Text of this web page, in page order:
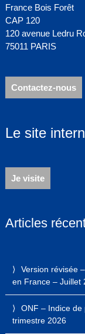
France Bois Forêt
CAP 120
120 avenue Ledru
75011 PARIS
Contactez-nous
Le site
Je visite
Articles
Version révisée
en France – Juillet
ONF – Indice de
trimestre 2026